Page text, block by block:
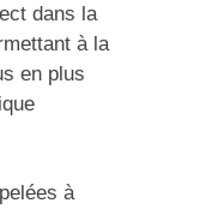
dans la
à la
en plus
à